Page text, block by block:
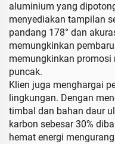
aluminium yang
menyediakan tampilan
pandang 178° dan
memungkinkan
memungkinkan promosi
puncak.
Klien juga menghargai
lingkungan. Dengan
timbal dan bahan daur
karbon sebesar 30%
hemat energi